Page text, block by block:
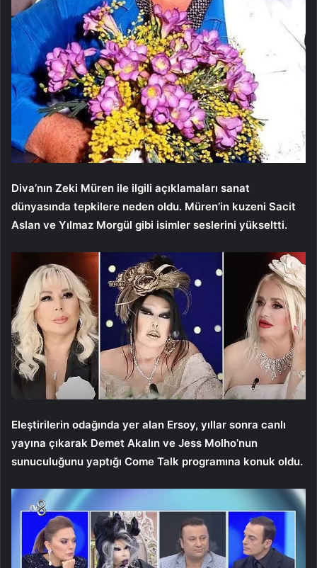
Diva’nın Zeki Müren ile ilgili açıklamaları sanat
dünyasında tepkilere neden oldu. Müren’in kuzeni Sacit
Aslan ve Yılmaz Morgül gibi isimler seslerini yükseltti.
Eleştirilerin odağında yer alan Ersoy, yıllar sonra canlı
yayına çıkarak Demet Akalın ve Jess Molho’nun
sunuculuğunu yaptığı Come Talk programına konuk oldu.